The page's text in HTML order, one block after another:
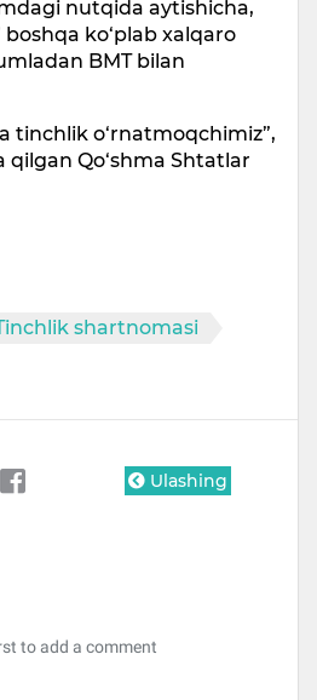
nutqida aytishicha,
ko‘plab xalqaro
BMT bilan
tinchlik o‘rnatmoqchimiz”,
qilgan Qo‘shma Shtatlar
shartnomasi
Ulashing